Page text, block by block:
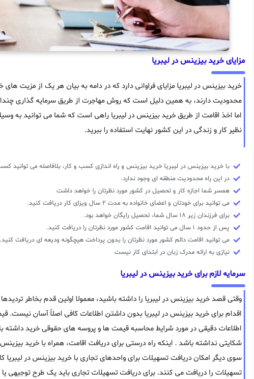
مزایای خرید بیزینس در لیبریا
خرید بیزینس در لیبریا مزایای فراوانی دارد که در دامه به بیان هر یک از مزیت های
محدودیت دارند، به همین دلیل است که روش مهاجرت از طریق سرمایه گذاری
اما اخذ اقامت از طریق خرید بیزینس در لیبریا راهی است که شما می توانید به
نظیر کار و زندگی در این کشور نهایت استفاده را ببرید.
با خرید بیزینس در لیبریا خرید بیزینس و راه اندازی کسب و کار، بلافاصله می توانید
در این راه محدودیت منطقه ای وجود ندارد.
همسر شما اجازه کار و تحصیل در کشور مورد نظرتان را خواهد داشت
می توانید برای خودتان و اعضای خانواده به مدت ۲ سال ویزای کار دریافت کنید.
برای فرزندان زیر ۱۸ سال شما، تحصیل رایگان خواهد بود.
پس از حدود ۱ سال می توانید اقامت کشور مورد نظرتان را دریافت کنید.
می توانید اقامت دائم کشور مورد نظرتان را بدون پرداخت هیچگونه ودیعه ای دریافت کنید.
نیازی به ارائه مدرک زبان در ابتدای کار نیست
سرمایه لازم برای خرید بیزینس در لیبریا
وقتی قصد خرید بیزینس در لیبریا را داشته باشید، معمولا اولین قدم بخاطر
اقدام برای خرید بیزینس در لیبریا بدون داشتن اطلاعات کافی اصلاً آسان نیست.
اطلاعات دقیقی در مورد شرایط محاسبه قیمت ها و پروسه های حقوقی خرید داشته
شکایتی نداشته باشد . اینکه راه درستی برای دریافت اقامت، همراه با خرید
سوی دیگر امکان دریافت تسهیلات برای واحدهای تجاری با خرید بیزینس در
تسهیلات را دریافت می کنند. برای دریافت تسهیلات تجاری باید یک طرح توجیهی